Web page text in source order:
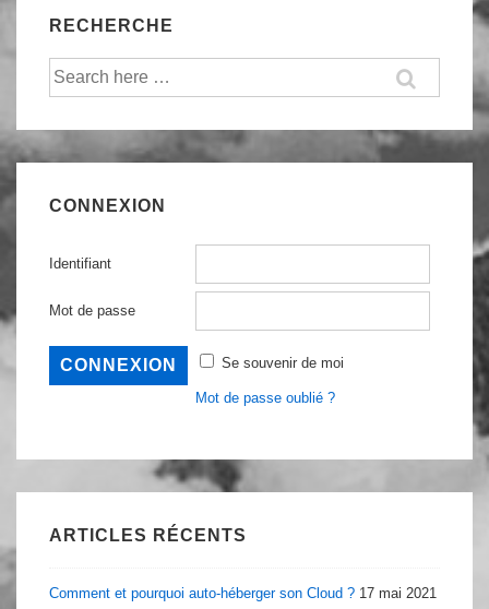
faiblesse
WPS
et
optimisations
RECHERCHE
Recherche
CONNEXION
Identifiant
Mot de passe
Se souvenir de moi
Mot de passe oublié ?
ARTICLES RÉCENTS
Comment et pourquoi auto-héberger son Cloud ? 17 mai 2021